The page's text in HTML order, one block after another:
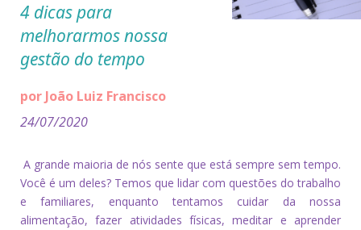
4 dicas para
melhorarmos nossa
gestão do tempo
por João Luiz Francisco
24/07/2020
A grande maioria de nós sente que está sempre sem tempo.
Você é um deles? Temos que lidar com questões do trabalho
e familiares, enquanto tentamos cuidar da nossa
alimentação, fazer atividades físicas, meditar e aprender